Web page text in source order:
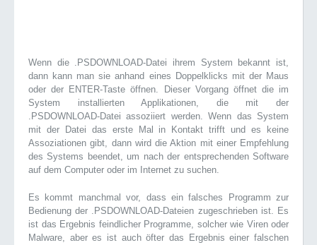
Wenn die .PSDOWNLOAD-Datei ihrem System bekannt ist,
dann kann man sie anhand eines Doppelklicks mit der Maus
oder der ENTER-Taste öffnen. Dieser Vorgang öffnet die im
System installierten Applikationen, die mit der
.PSDOWNLOAD-Datei assoziiert werden. Wenn das System
mit der Datei das erste Mal in Kontakt trifft und es keine
Assoziationen gibt, dann wird die Aktion mit einer Empfehlung
des Systems beendet, um nach der entsprechenden Software
auf dem Computer oder im Internet zu suchen.
Es kommt manchmal vor, dass ein falsches Programm zur
Bedienung der .PSDOWNLOAD-Dateien zugeschrieben ist. Es
ist das Ergebnis feindlicher Programme, solcher wie Viren oder
Malware, aber es ist auch öfter das Ergebnis einer falschen